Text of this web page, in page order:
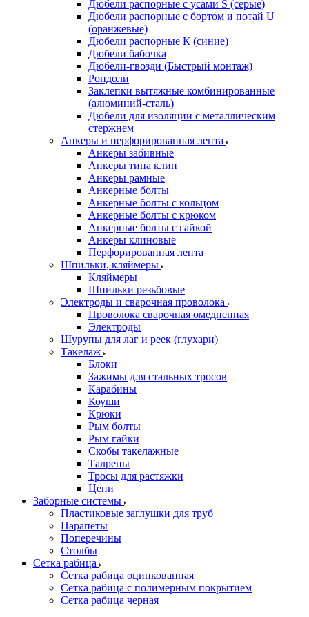
Дюбели распорные с усами S (серые)
Дюбели распорные c бортом и потай U
(оранжевые)
Дюбели распорные К (синие)
Дюбели бабочка
Дюбели-гвозди (Быстрый монтаж)
Рондоли
Заклепки вытяжные комбинированные
(алюминий-сталь)
Дюбели для изоляции с металлическим
стержнем
Анкеры и перфорированная лента
Анкеры забивные
Анкеры типа клин
Анкеры рамные
Анкерные болты
Анкерные болты с кольцом
Анкерные болты с крюком
Анкерные болты с гайкой
Анкеры клиновые
Перфорированная лента
Шпильки, кляймеры
Кляймеры
Шпильки резьбовые
Электроды и сварочная проволока
Проволока сварочная омедненная
Электроды
Шурупы для лаг и реек (глухари)
Такелаж
Блоки
Зажимы для стальных тросов
Карабины
Коуши
Крюки
Рым болты
Рым гайки
Скобы такелажные
Талрепы
Тросы для растяжки
Цепи
Заборные системы
Пластиковые заглушки для труб
Парапеты
Поперечины
Столбы
Сетка рабица
Сетка рабица оцинкованная
Сетка рабица с полимерным покрытием
Сетка рабица черная